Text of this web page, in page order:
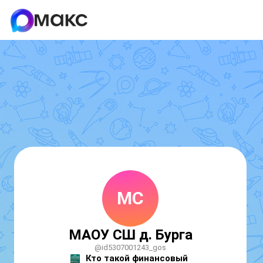
МС
МАОУ СШ д. Бурга
@id5307001243_gos
Кто такой финансовый